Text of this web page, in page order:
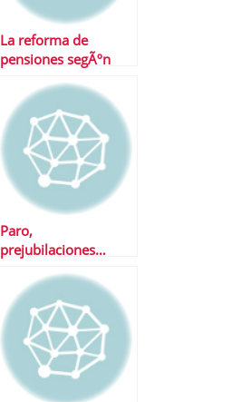
La reforma de
pensiones segÃºn
Paro,
prejubilaciones…
vamos?